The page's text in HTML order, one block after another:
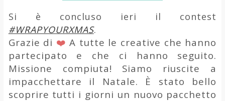
Si è concluso ieri il contest
#WRAPYOURXMAS.
Grazie di ❤️ A tutte le creative che hanno
partecipato e che ci hanno seguito.
Missione compiuta! Siamo riuscite a
impacchettare il Natale. È stato bello
scoprire tutti i giorni un nuovo pacchetto